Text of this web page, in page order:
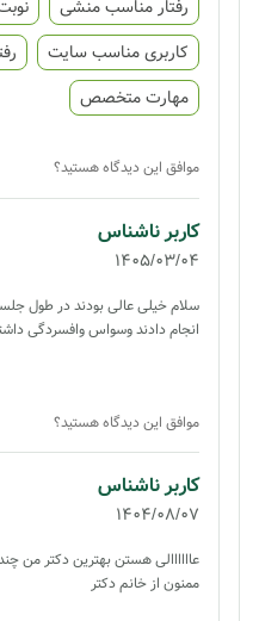
رفتار مناسب منشی
کاربری مناسب سایت
مهارت متخصص
موافق این دیدگاه هستید؟
کاربر ناشناس
1405/03/04
سلام خیلی عالی بودند در طول
انجام دادند وسواس وافسردگی
موافق این دیدگاه هستید؟
کاربر ناشناس
1404/08/07
عاااااالی هستن بهترین دکتر من
ممنون از خانم دکتر